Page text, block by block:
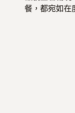
餐，都宛如